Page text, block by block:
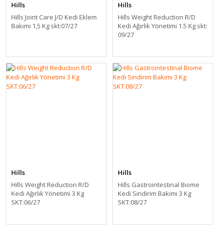
Hills
Hills Joint Care J/D Kedi Eklem
Bakımı 1,5 Kg skt:07/27
Hills
Hills Weight Reduction R/D
Kedi Ağırlık Yönetimi 1.5 Kg skt:
09/27
Hills
Hills Weight Reduction R/D
Kedi Ağırlık Yönetimi 3 Kg
SKT:06/27
Hills
Hills Gastrointestinal Biome
Kedi Sindirim Bakımı 3 Kg
SKT:08/27